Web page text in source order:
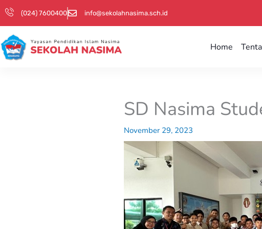
Skip
(024) 7600400 info@sekolahnasima.sch.id
Home
SD Nasima
November 29, 2023